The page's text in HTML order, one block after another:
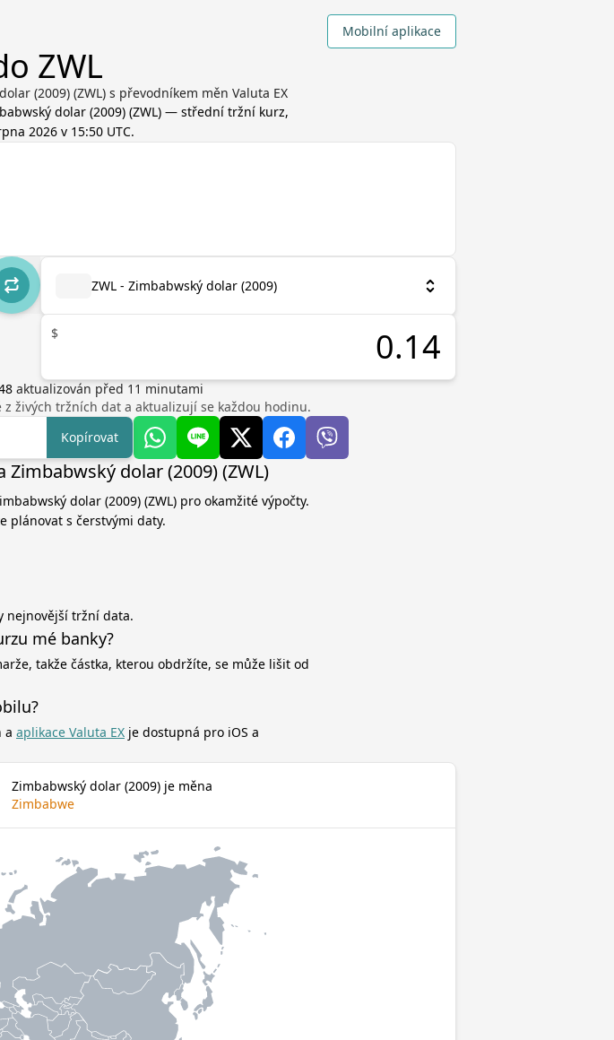
Mobilní aplikace
ZWL
(2009) (ZWL) s převodníkem měn Valuta EX
dolar (2009)(ZWL) — střední tržní kurz,
2026 v 15:50 UTC.
ZWL - Zimbabwský dolar (2009)
$
aktualizován před 11 minutami
živých tržních dat a aktualizují se každou hodinu.
Kopírovat
Zimbabwský dolar (2009) (ZWL)
dolar (2009) (ZWL) pro okamžité výpočty.
plánovat s čerstvými daty.
nejnovější tržní data.
mé banky?
takže částka, kterou obdržíte, se může lišit od
a aplikace Valuta EX je dostupná pro iOS a
Zimbabwský dolar (2009) je měna
Zimbabwe